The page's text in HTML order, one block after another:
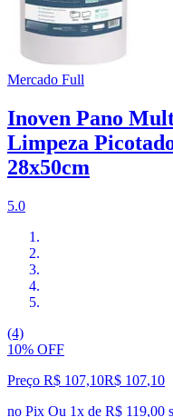
Mercado Full
Inoven Pano
Limpeza
28x50cm
5.0
(4)
10% OFF
Preço R$ 107,10R$ 107,10
no Pix Ou 1x de R$ 119,00